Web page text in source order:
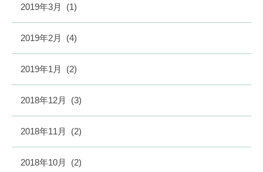
2019年3月 (1)
2019年2月 (4)
2019年1月 (2)
2018年12月 (3)
2018年11月 (2)
2018年10月 (2)